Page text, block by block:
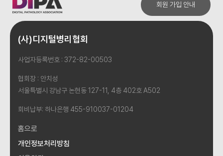
회원 가입 안내
(사)디지털병리협회
사업자등록번호 : 372-82-00503
협회장 : 안치성
서울특별시 강남구 논현동 127-11, 4층 402호 A502
회비납부: 하나은행 455-910037-01204
홈으로
개인정보처리방침